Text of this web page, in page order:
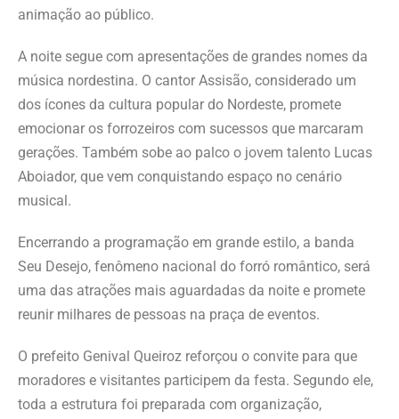
animação ao público.
A noite segue com apresentações de grandes nomes da
música nordestina. O cantor Assisão, considerado um
dos ícones da cultura popular do Nordeste, promete
emocionar os forrozeiros com sucessos que marcaram
gerações. Também sobe ao palco o jovem talento Lucas
Aboiador, que vem conquistando espaço no cenário
musical.
Encerrando a programação em grande estilo, a banda
Seu Desejo, fenômeno nacional do forró romântico, será
uma das atrações mais aguardadas da noite e promete
reunir milhares de pessoas na praça de eventos.
O prefeito Genival Queiroz reforçou o convite para que
moradores e visitantes participem da festa. Segundo ele,
toda a estrutura foi preparada com organização,